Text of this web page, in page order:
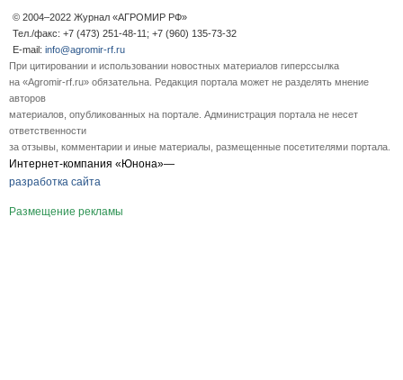
© 2004–2022 Журнал «АГРОМИР РФ»
Тел./факс: +7 (473) 251-48-11; +7 (960) 135-73-32
E-mail: info@agromir-rf.ru
При цитировании и использовании новостных материалов гиперссылка
на «Agromir-rf.ru» обязательна. Редакция портала может не разделять мнение
авторов
материалов, опубликованных на портале. Администрация портала не несет
ответственности
за отзывы, комментарии и иные материалы, размещенные посетителями портала.
Интернет-компания «Юнона»—
разработка сайта
Размещение рекламы